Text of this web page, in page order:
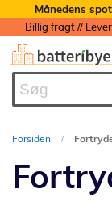
Månedens
Forsiden